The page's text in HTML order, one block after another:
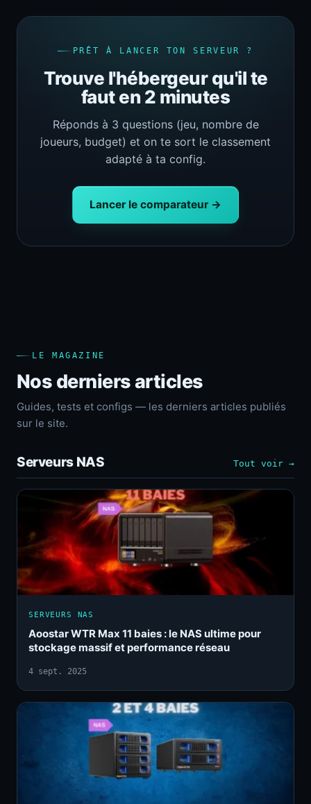
PRÊT À LANCER TON SERVEUR ?
Trouve l'hébergeur qu'il te
faut en 2 minutes
Réponds à 3 questions (jeu, nombre de
joueurs, budget) et on te sort le classement
adapté à ta config.
Lancer le comparateur →
LE MAGAZINE
Nos derniers articles
Guides, tests et configs — les derniers articles publiés
sur le site.
Serveurs NAS Tout voir →
SERVEURS NAS
Aoostar WTR Max 11 baies : le NAS ultime pour
stockage massif et performance réseau
4 sept. 2025